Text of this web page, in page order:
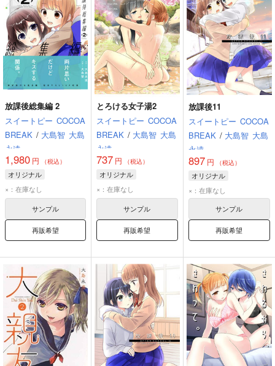
放課後総集編 2
スイートピー COCOA
BREAK / 大島智 大島
永遠
1,980 円 （税込）
オリジナル
×：在庫なし
サンプル
再販希望
とろける女子湯2
スイートピー COCOA
BREAK / 大島智 大島
永遠
737 円 （税込）
オリジナル
×：在庫なし
サンプル
再販希望
放課後11
スイートピー COCOA
BREAK / 大島智 大島
永遠
897円 （税込）
オリジナル
×：在庫なし
サンプル
再販希望